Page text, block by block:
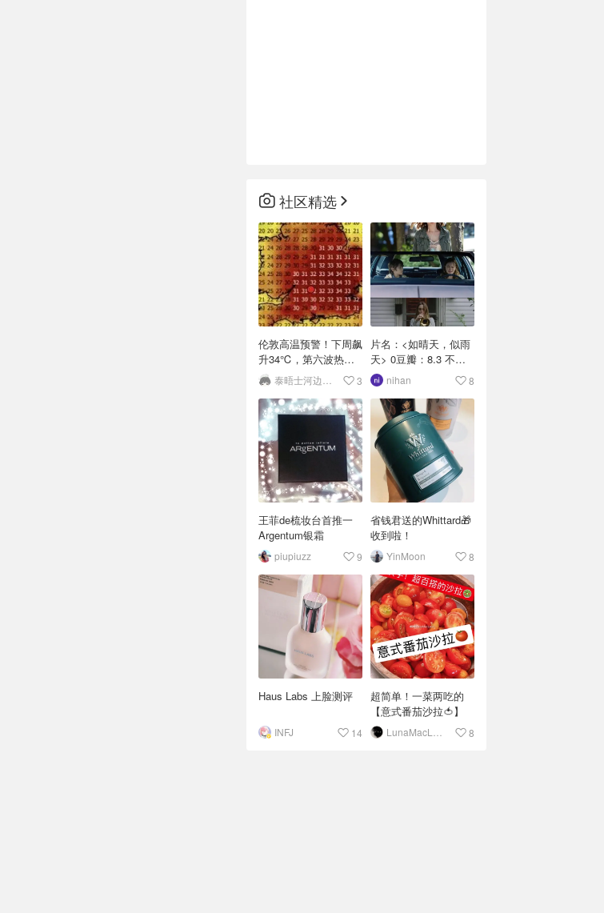
社区精选
伦敦高温预警！下周飙
升34℃，第六波热浪
“杀”回英伦
3
片名：<如晴天，似雨
天> 0豆瓣：8.3 不是
所有的感情都能被命
名，人与人之间的
nihan 8
王菲de梳妆台首推一
Argentum银霜
piupiuzz 9
省钱君送的Whittard🎁
收到啦！
YinMoon 8
Haus Labs 上脸测评
INFJ 14
超简单！一菜两吃的
【意式番茄沙拉🍅】
8